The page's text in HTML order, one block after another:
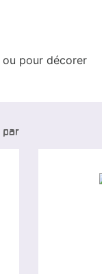
pour décorer
par